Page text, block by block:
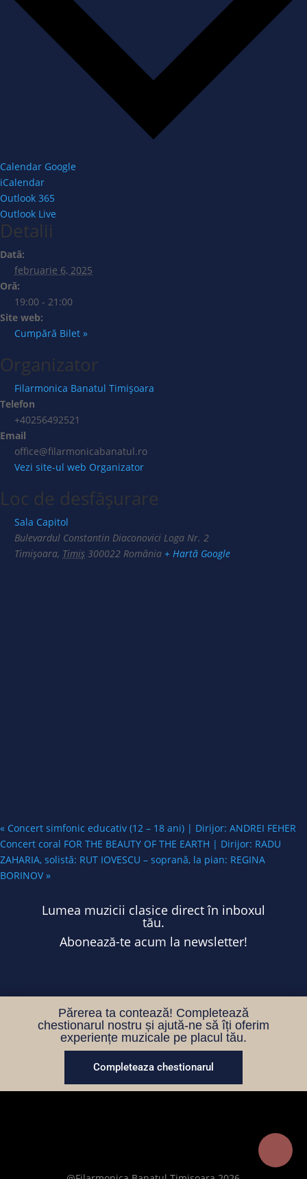
Calendar Google
iCalendar
Outlook 365
Outlook Live
Detalii
Dată:
februarie 6, 2025
Oră:
19:00 - 21:00
Site web:
Cumpără Bilet »
Organizator
Filarmonica Banatul Timișoara
Telefon
+40256492521
Email
office@filarmonicabanatul.ro
Vezi site-ul web Organizator
Loc de desfășurare
Sala Capitol
Bulevardul Constantin Diaconovici Loga Nr. 2
Timișoara, Timiș 300022 România + Hartă Google
« Concert simfonic educativ (12 – 18 ani) | Dirijor: ANDREI FEHER
Concert coral FOR THE BEAUTY OF THE EARTH | Dirijor: RADU
ZAHARIA, solistă: RUT IOVESCU – soprană, la pian: REGINA
BORINOV»
Lumea muzicii clasice direct în inboxul
tău.
Abonează-te acum la newsletter!
Părerea ta contează! Completează
chestionarul nostru și ajută-ne să îți oferim
experiențe muzicale pe placul tău.
Completeaza chestionarul